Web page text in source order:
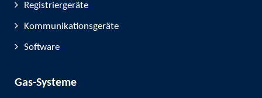
Registriergeräte
Kommunikationsgeräte
Software
Gas-Systeme